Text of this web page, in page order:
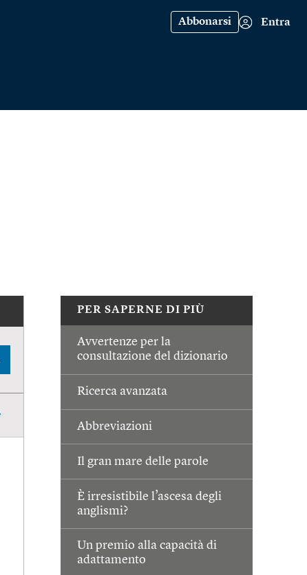
Abbonarsi Entra
PER SAPERNE DI PIÙ
Avvertenze per la
consultazione del dizionario
Ricerca avanzata
Abbreviazioni
Il gran mare delle parole
È irresistibile l’ascesa degli
anglismi?
Un premio alla capacità di
adattamento